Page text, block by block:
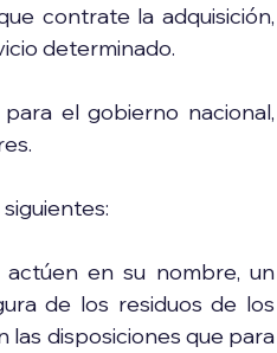
contrate la adquisición,
determinado.
el gobierno nacional,
en su nombre, un
de los residuos de los
disposiciones que para